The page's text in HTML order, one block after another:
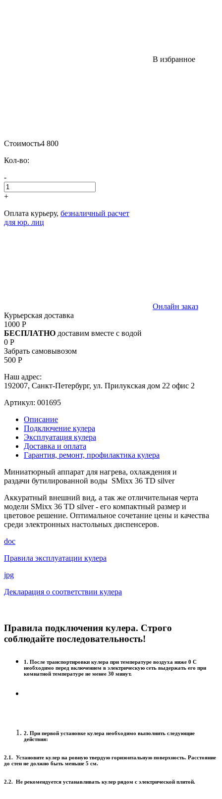
В избранное
Стоимость4 800
Кол-во:
-
+
Оплата курьеру, безналичный расчет
для юр. лиц
Онлайн заказ
Курьерская доставка
1000 Р
БЕСПЛАТНО доставим вместе с водой
0 Р
Забрать самовывозом
500 Р
Наш адрес:
192007, Санкт-Петербург, ул. Прилукская дом 22 офис 2
Артикул: 001695
Описание
Подключение кулера
Эксплуатация кулера
Доставка и оплата
Гарантия, ремонт, профилактика кулера
Миниатюрный аппарат для нагрева, охлаждения и
раздачи бутилированной воды SMixx 36 TD silver
Аккуратный внешний вид, а так же отличительная черта
модели SMixx 36 TD silver - его компактный размер и
цветовое решение. Оптимальное сочетание цены и качества
среди электронных настольных диспенсеров.
doc
Правила эксплуатации кулера
jpg
Декларация о соответствии кулера
Правила подключения кулера. Строго
соблюдайте последовательность!
1. После транспортировки кулера при температуре воздуха ниже 0 С
необходимо перед включением в электрическую сеть выдержать его при
комнатной температуре не менее 30 минут.
2. При первой установке кулера необходимо выполнить следующие
действия:
2.1. Установите кулер на ровную твердую горизонтальную поверхность. Расстояние
до стен не должно быть меньше 5 см.
2.2. Не рекомендуется устанавливать кулер рядом с электрической плитой.